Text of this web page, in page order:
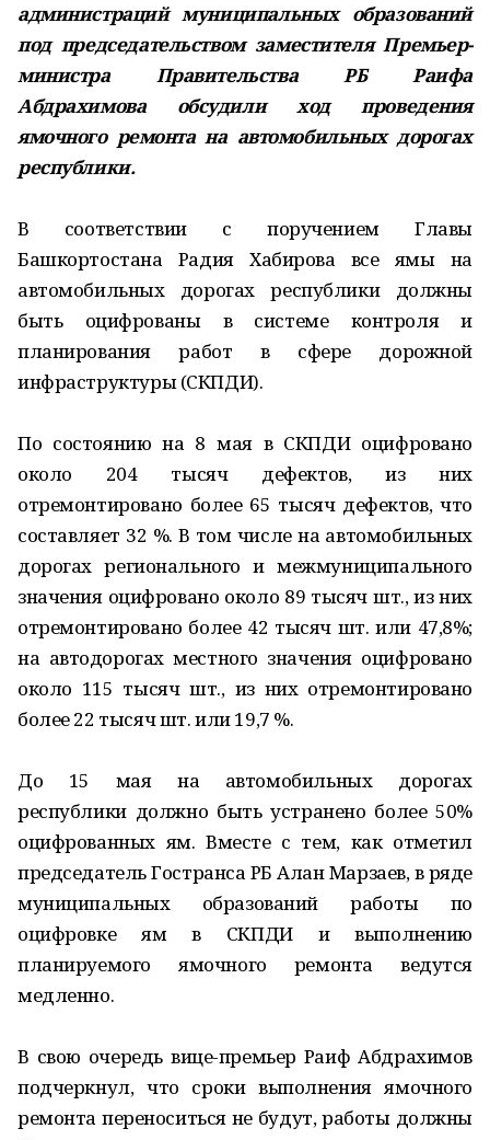
администраций муниципальных образований
под председательством заместителя Премьер-
министра Правительства РБ Раифа
Абдрахимова обсудили ход проведения
ямочного ремонта на автомобильных дорогах
республики.
В соответствии с поручением Главы
Башкортостана Радия Хабирова все ямы на
автомобильных дорогах республики должны
быть оцифрованы в системе контроля и
планирования работ в сфере дорожной
инфраструктуры (СКПДИ).
По состоянию на 8 мая в СКПДИ оцифровано
около 204 тысяч дефектов, из них
отремонтировано более 65 тысяч дефектов, что
составляет 32 %. В том числе на автомобильных
дорогах регионального и межмуниципального
значения оцифровано около 89 тысяч шт., из них
отремонтировано более 42 тысяч шт. или 47,8%;
на автодорогах местного значения оцифровано
около 115 тысяч шт., из них отремонтировано
более 22 тысяч шт. или 19,7 %.
До 15 мая на автомобильных дорогах
республики должно быть устранено более 50%
оцифрованных ям. Вместе с тем, как отметил
председатель Гостранса РБ Алан Марзаев, в ряде
муниципальных образований работы по
оцифровке ям в СКПДИ и выполнению
планируемого ямочного ремонта ведутся
медленно.
В свою очередь вице-премьер Раиф Абдрахимов
подчеркнул, что сроки выполнения ямочного
ремонта переноситься не будут, работы должны